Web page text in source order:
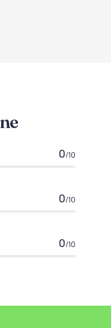
0/10
0/10
0/10